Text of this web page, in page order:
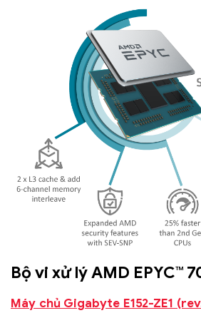
Bộ vi xử lý AMD EPYC™
Máy chủ Gigabyte E152-ZE1